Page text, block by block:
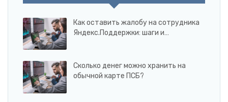
Как оставить жалобу на сотрудника
Яндекс.Поддержки: шаги и…
Сколько денег можно хранить на
обычной карте ПСБ?